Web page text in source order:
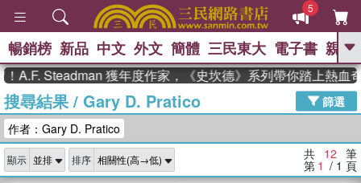
5
GO
熱搜： 東野圭吾 高希均教授回憶錄
、 The Odyssey 、 父親節 、 如果歷
獎 臺灣漫遊錄 、 方念華 、 台灣的李
登輝時代
數學女孩：黎曼猜想 、
暢銷榜 新品 中文 外文 簡體 三民東大 電子書 親子
Steadman 獲年度作家，《史坎德》系列帶你踏上熱血奇
搜尋結果/ Gary D. Pratico
篩選
作者：Gary D. Pratico
顯示 排序 共 12 筆
第 1 / 1 頁